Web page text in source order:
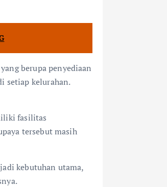
berupa penyediaan
setiap kelurahan.
fasilitas
tersebut masih
kebutuhan utama,